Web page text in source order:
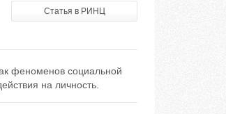
Статья в РИНЦ
феноменов социальной
на личность.